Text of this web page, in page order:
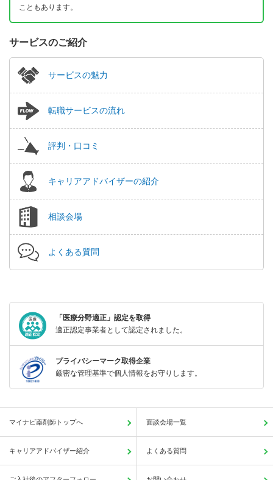
こともあります。
サービスのご紹介
サービスの魅力
転職サービスの流れ
評判・口コミ
キャリアアドバイザーの紹介
相談会場
よくある質問
「医療分野適正」認定を取得
適正認定事業者として認定されました。
プライバシーマーク取得企業
厳密な管理基準で個人情報をお守りします。
マイナビ薬剤師トップへ 面談会場一覧
キャリアアドバイザー紹介 よくある質問